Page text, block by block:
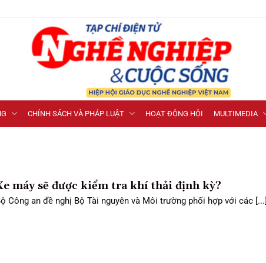
CHÍNH SÁCH VÀ PHÁP LUẬT HOẠT ĐỘNG HỘI MULTIMEDIA
máy sẽ được kiểm tra khí thải định kỳ?
Công an đề nghị Bộ Tài nguyên và Môi trường phối hợp với các [...]